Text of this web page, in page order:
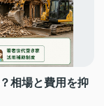
相場と費用を抑